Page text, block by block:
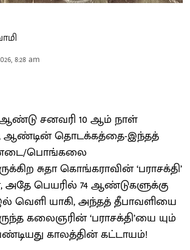
8:28 am
சனவரி 10 ஆம் நாள்
ஆண்டின் தொடக்கத்தை-இந்தத்
பொங்கலை
சுதா கொங்கராவின் ‘பராசக்தி’
அதே பெயரில் 74 ஆண்டுகளுக்கு
இல் வெளி யாகி, அந்தத் தீபாவளியை
கலைஞரின் ‘பராசக்தி’யை யும்
காலத்தின் கட்டாயம்!